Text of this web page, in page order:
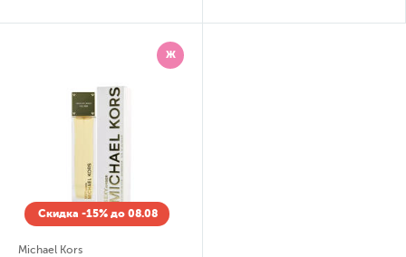
Ж
Скидка -15% до 08.08
Michael Kors